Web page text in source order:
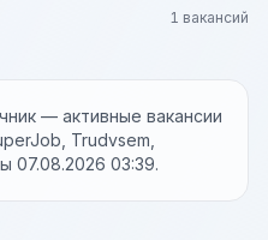
1 вакансий
— активные вакансии
Trudvsem,
07.08.2026 03:39.